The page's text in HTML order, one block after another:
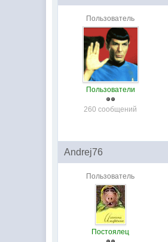
Пользователь
Пользователи
260 сообщений
Andrej76
Пользователь
Постоялец